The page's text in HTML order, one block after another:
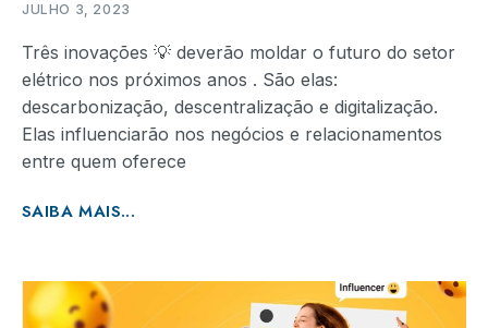
JULHO 3, 2023
Três inovações 💡 deverão moldar o futuro do setor
elétrico nos próximos anos . São elas:
descarbonização, descentralização e digitalização.
Elas influenciarão nos negócios e relacionamentos
entre quem oferece
SAIBA MAIS...